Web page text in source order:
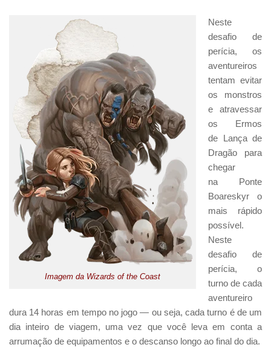
Imagem da Wizards of the Coast
Neste
desafio de
perícia, os
aventureiros
tentam evitar
os monstros
e atravessar
os Ermos
de Lança de
Dragão para
chegar
na Ponte
Boareskyr o
mais rápido
possível.
Neste
desafio de
perícia, o
turno de cada
aventureiro
dura 14 horas em tempo no jogo — ou seja, cada turno é de um
dia inteiro de viagem, uma vez que você leva em conta a
arrumação de equipamentos e o descanso longo ao final do dia.